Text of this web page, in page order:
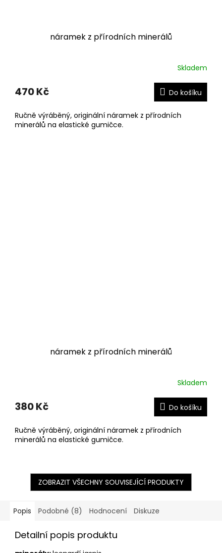
náramek z přírodních minerálů
Skladem
470 Kč Do košíku
Ručně výráběný, originální náramek z přírodních
minerálů na elastické gumičce.
náramek z přírodních minerálů
Skladem
380 Kč Do košíku
Ručně výráběný, originální náramek z přírodních
minerálů na elastické gumičce.
ZOBRAZIT VŠECHNY SOUVISEJÍCÍ PRODUKTY
Popis Podobné (8) Hodnocení Diskuze
Detailní popis produktu